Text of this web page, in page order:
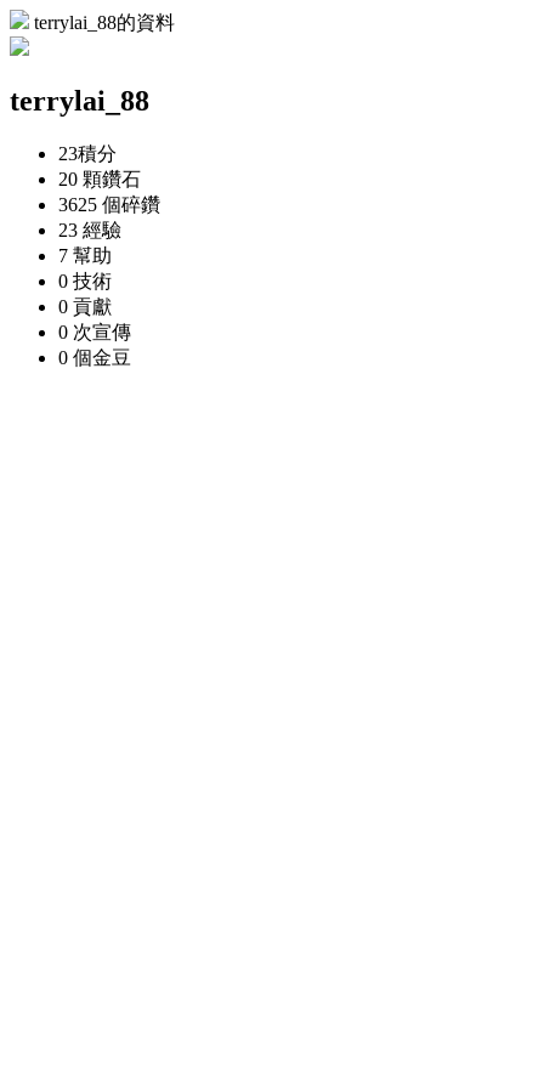
terrylai_88的資料
terrylai_88
23積分
20 顆鑽石
3625 個碎鑽
23 經驗
7 幫助
0 技術
0 貢獻
0 次宣傳
0 個金豆